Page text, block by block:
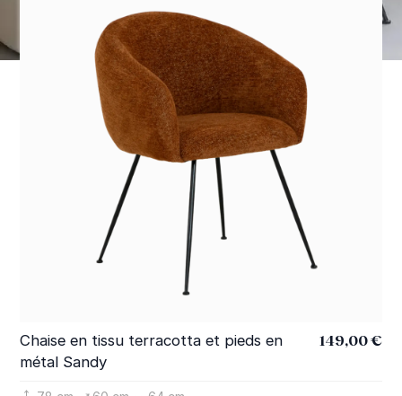
Chaise en tissu terracotta et pieds en
métal Sandy
149,00 €